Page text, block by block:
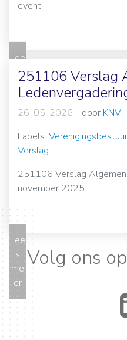
event
Lee
s
me
er
251106 Verslag
26-05-2026 - door KNVI
Labels: Verenigingsbestuur
Verslag
251106 Verslag
november 2025
Lee
s
me
er
Volg ons